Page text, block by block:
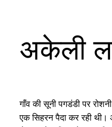
अकेली
गाँव की सूनी पगडंडी पर
एक सिहरन पैदा कर रही